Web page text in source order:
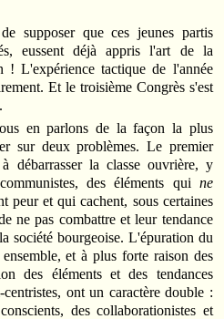
supposer que ces jeunes partis
eussent déjà appris l'art de la
! L'expérience tactique de l'année
Et le troisième Congrès s'est
en parlons de la façon la plus
sur deux problèmes. Le premier
débarrasser la classe ouvrière, y
des éléments qui ne
peur et qui cachent, sous certaines
ne pas combattre et leur tendance
société bourgeoise. L'épuration du
et à plus forte raison des
des éléments et des tendances
ont un caractère double :
des collaborationistes et